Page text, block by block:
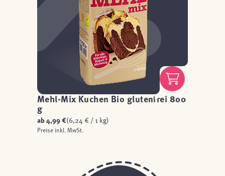
Mehl-Mix Kuchen Bio glutenfrei 800
g
ab4,99 €(6,24 € / 1 kg)
Preise inkl. MwSt.